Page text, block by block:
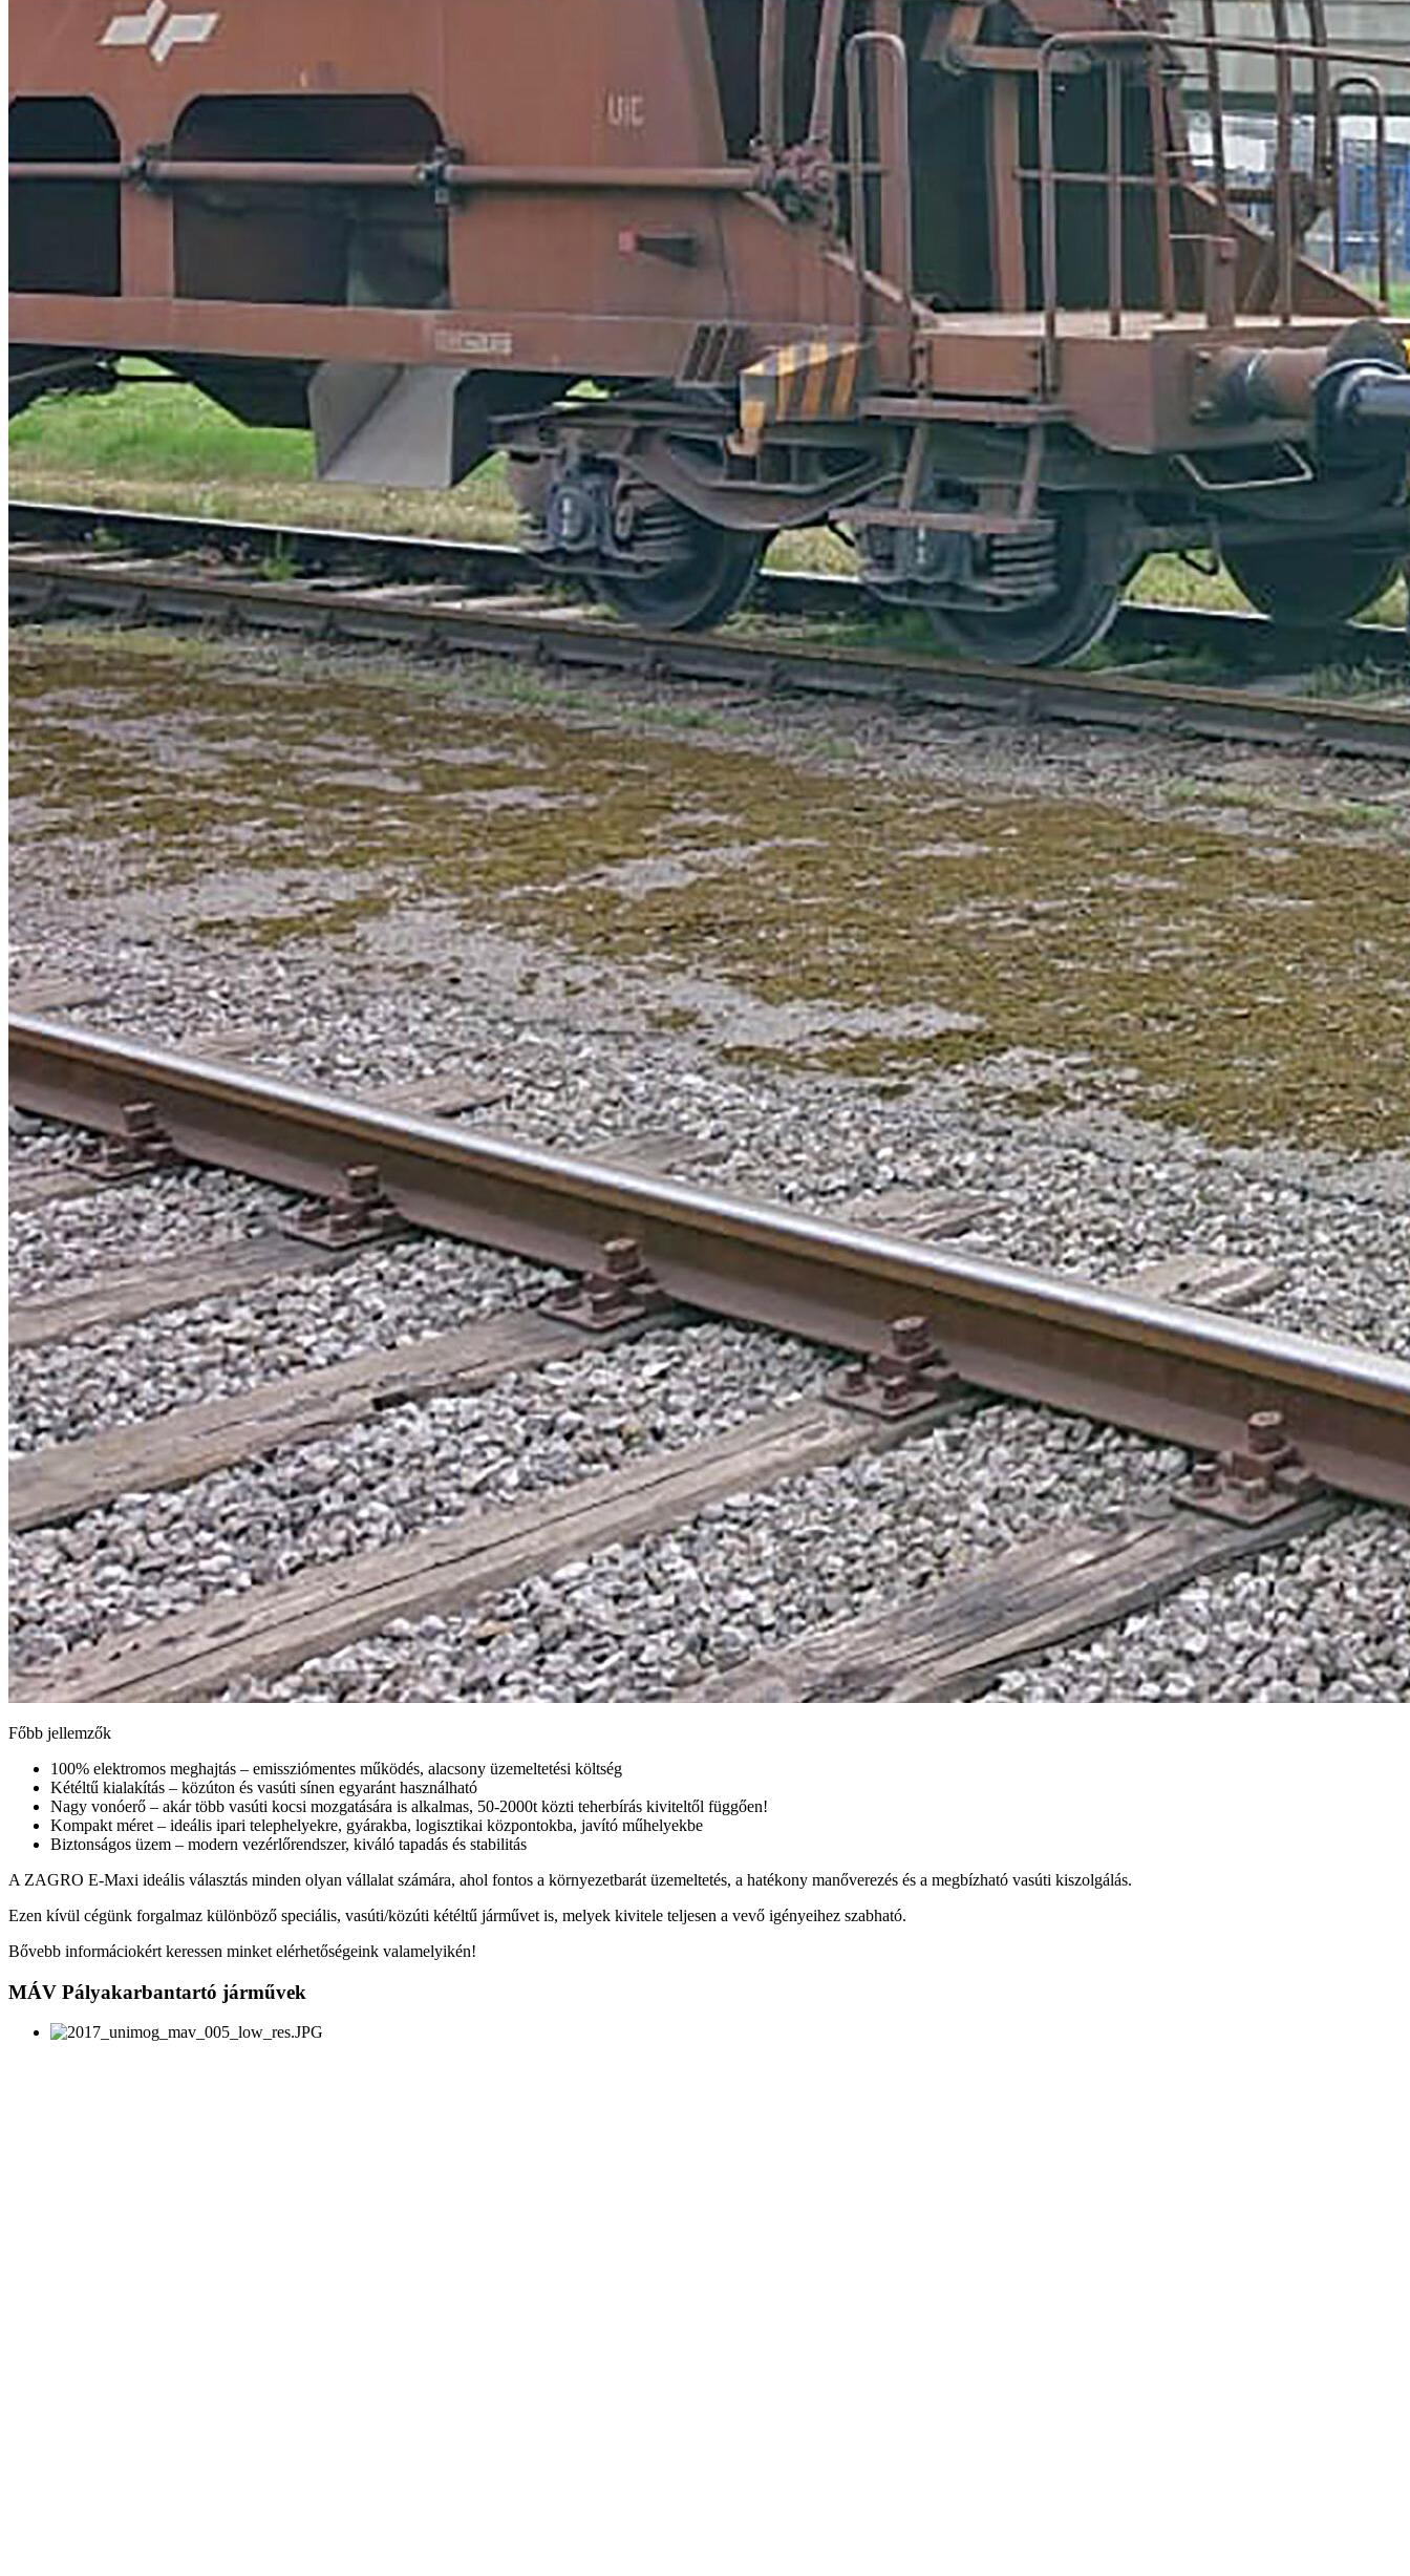
Főbb jellemzők
100% elektromos meghajtás – emissziómentes működés, alacsony üzemeltetési költség
Kétéltű kialakítás – közúton és vasúti sínen egyaránt használható
Nagy vonóerő – akár több vasúti kocsi mozgatására is alkalmas, 50-2000t közti teherbírás kiviteltől függően!
Kompakt méret – ideális ipari telephelyekre, gyárakba, logisztikai központokba, javító műhelyekbe
Biztonságos üzem – modern vezérlőrendszer, kiváló tapadás és stabilitás
A ZAGRO E‑Maxi ideális választás minden olyan vállalat számára, ahol fontos a környezetbarát üzemeltetés, a hatékony manőverezés és a megbízható vasúti kiszolgálás.
Ezen kívül cégünk forgalmaz különböző speciális, vasúti/közúti kétéltű járművet is, melyek kivitele teljesen a vevő igényeihez szabható.
Bővebb informáciokért keressen minket elérhetőségeink valamelyikén!
MÁV Pályakarbantartó járművek